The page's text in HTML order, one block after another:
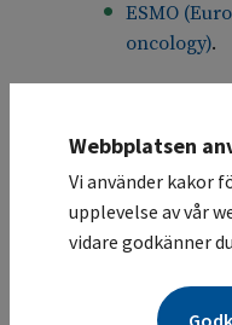
ESMO
oncology).
läkaren för att
till
kontinuerligt
Webbplatsen
Vi använder kakor
upplevelse av vår
vidare godkänner